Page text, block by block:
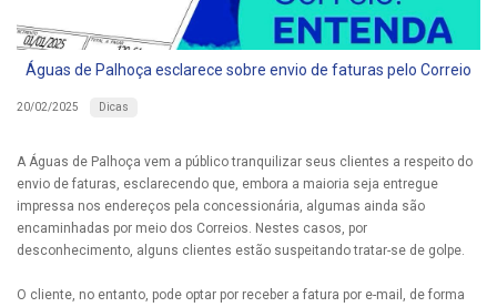
Águas de Palhoça esclarece sobre envio de faturas pelo Correio
20/02/2025 Dicas
A Águas de Palhoça vem a público tranquilizar seus clientes a respeito do
envio de faturas, esclarecendo que, embora a maioria seja entregue
impressa nos endereços pela concessionária, algumas ainda são
encaminhadas por meio dos Correios. Nestes casos, por
desconhecimento, alguns clientes estão suspeitando tratar-se de golpe.
O cliente, no entanto, pode optar por receber a fatura por e-mail, de forma